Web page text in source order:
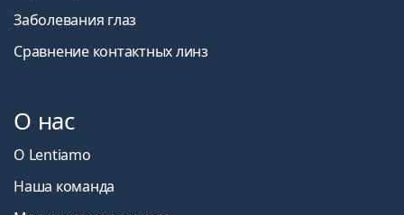
Заболевания глаз
Сравнение контактных линз
О нас
О Lentiamo
Наша команда